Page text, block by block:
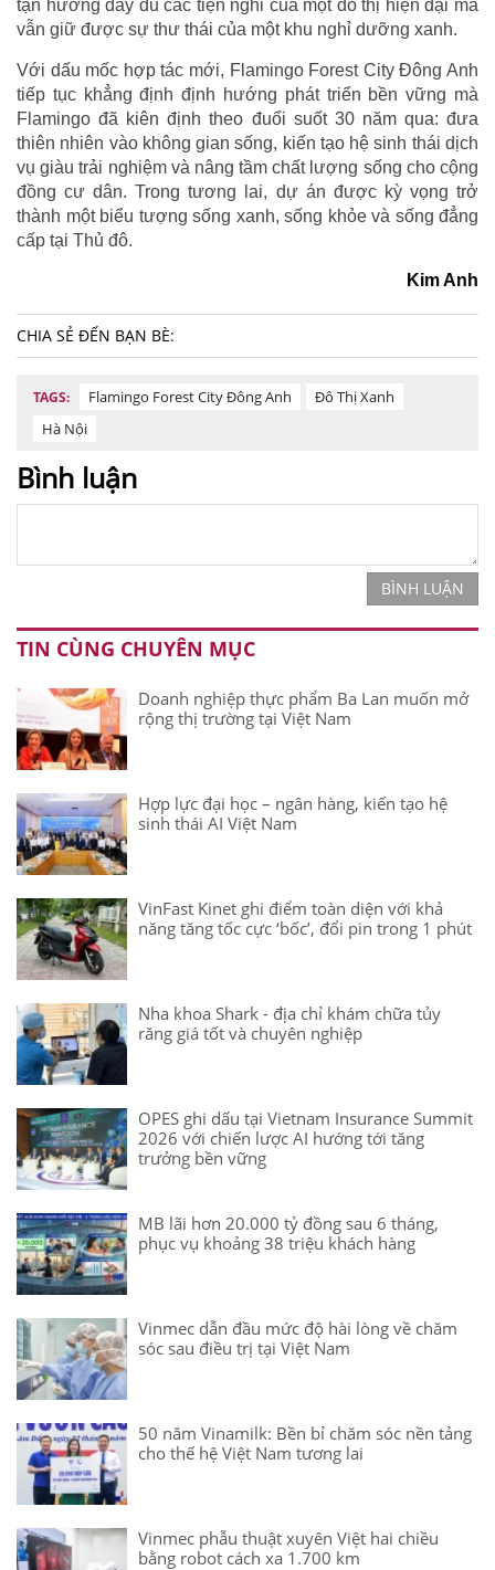
tận hưởng đầy đủ các tiện nghi của một đô thị hiện đại mà
vẫn giữ được sự thư thái của một khu nghỉ dưỡng xanh.
Với dấu mốc hợp tác mới, Flamingo Forest City Đông Anh
tiếp tục khẳng định định hướng phát triển bền vững mà
Flamingo đã kiên định theo đuổi suốt 30 năm qua: đưa
thiên nhiên vào không gian sống, kiến tạo hệ sinh thái dịch
vụ giàu trải nghiệm và nâng tầm chất lượng sống cho cộng
đồng cư dân. Trong tương lai, dự án được kỳ vọng trở
thành một biểu tượng sống xanh, sống khỏe và sống đẳng
cấp tại Thủ đô.
Kim Anh
CHIA SẺ ĐẾN BẠN BÈ:
TAGS: Flamingo Forest City Đông Anh
Đô Thị Xanh
Hà Nội
Bình luận
BÌNH LUẬN
TIN CÙNG CHUYÊN MỤC
Doanh nghiệp thực phẩm Ba Lan muốn mở
rộng thị trường tại Việt Nam
Hợp lực đại học – ngân hàng, kiến tạo hệ
sinh thái AI Việt Nam
VinFast Kinet ghi điểm toàn diện với khả
năng tăng tốc cực ‘bốc’, đổi pin trong 1 phút
Nha khoa Shark - địa chỉ khám chữa tủy
răng giá tốt và chuyên nghiệp
OPES ghi dấu tại Vietnam Insurance Summit
2026 với chiến lược AI hướng tới tăng
trưởng bền vững
MB lãi hơn 20.000 tỷ đồng sau 6 tháng,
phục vụ khoảng 38 triệu khách hàng
Vinmec dẫn đầu mức độ hài lòng về chăm
sóc sau điều trị tại Việt Nam
50 năm Vinamilk: Bền bỉ chăm sóc nền tảng
cho thế hệ Việt Nam tương lai
Vinmec phẫu thuật xuyên Việt hai chiều
bằng robot cách xa 1.700 km